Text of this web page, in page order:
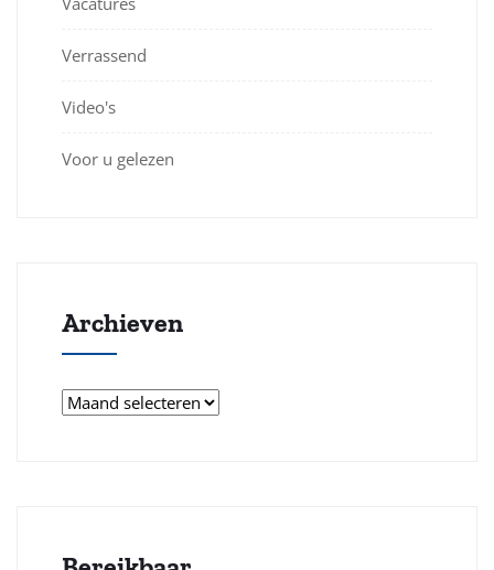
Verrassend
Video's
Voor u gelezen
Archieven
Archieven